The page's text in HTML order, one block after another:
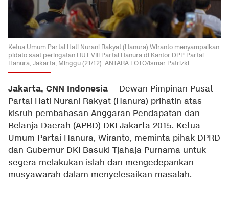
Ketua Umum Partai Hati Nurani Rakyat (Hanura) Wiranto menyampaikan
pidato saat peringatan HUT VIII Partai Hanura di Kantor DPP Partai
Hanura, Jakarta, Minggu (21/12). ANTARA FOTO/Ismar Patrizki
Jakarta, CNN Indonesia -- Dewan Pimpinan Pusat
Partai Hati Nurani Rakyat (Hanura) prihatin atas
kisruh pembahasan Anggaran Pendapatan dan
Belanja Daerah (APBD) DKI Jakarta 2015. Ketua
Umum Partai Hanura, Wiranto, meminta pihak DPRD
dan Gubernur DKI Basuki Tjahaja Purnama untuk
segera melakukan islah dan mengedepankan
musyawarah dalam menyelesaikan masalah.